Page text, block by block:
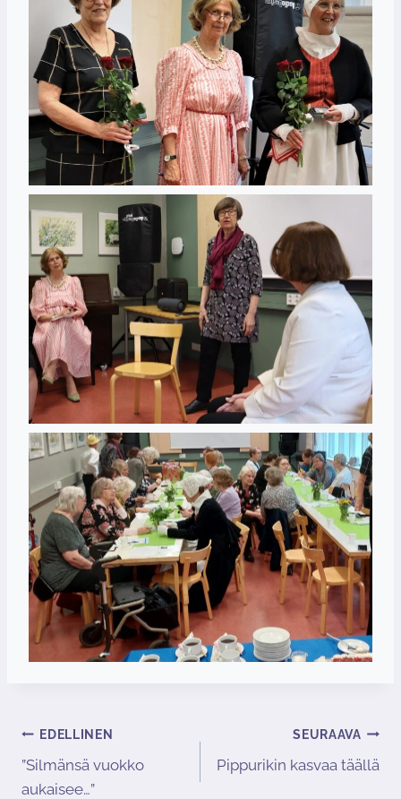
Artikkelien
selaus
EDELLINEN
”Silmänsä vuokko
aukaisee…”
SEURAAVA
Pippurikin kasvaa täällä